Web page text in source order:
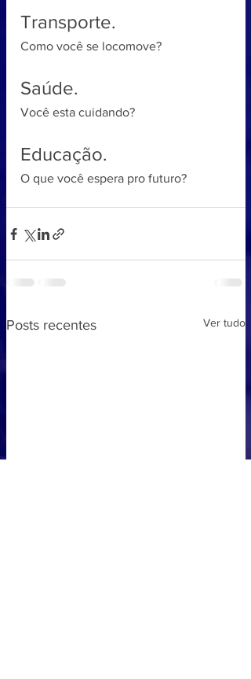
Transporte.
Como você se locomove?
Saúde.
Você esta cuidando?
Educação.
O que você espera pro futuro?
Posts recentes Ver tudo